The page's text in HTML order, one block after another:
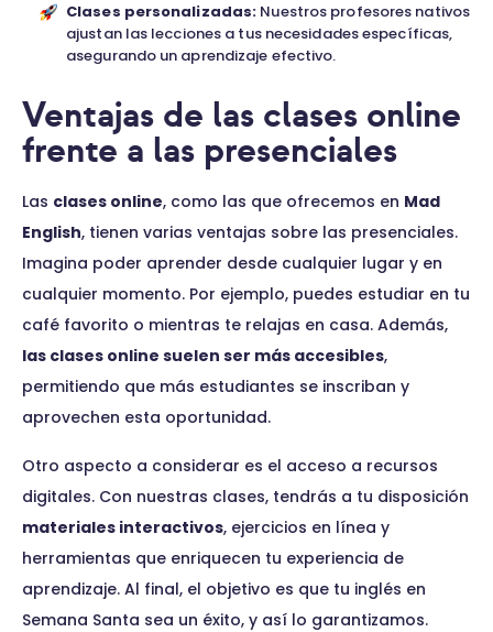
Clases personalizadas: Nuestros profesores nativos
ajustan las lecciones a tus necesidades específicas,
asegurando un aprendizaje efectivo.
Ventajas de las clases online
frente a las presenciales
Las clases online, como las que ofrecemos en Mad
English, tienen varias ventajas sobre las presenciales.
Imagina poder aprender desde cualquier lugar y en
cualquier momento. Por ejemplo, puedes estudiar en tu
café favorito o mientras te relajas en casa. Además,
las clases online suelen ser más accesibles,
permitiendo que más estudiantes se inscriban y
aprovechen esta oportunidad.
Otro aspecto a considerar es el acceso a recursos
digitales. Con nuestras clases, tendrás a tu disposición
materiales interactivos, ejercicios en línea y
herramientas que enriquecen tu experiencia de
aprendizaje. Al final, el objetivo es que tu inglés en
Semana Santa sea un éxito, y así lo garantizamos.